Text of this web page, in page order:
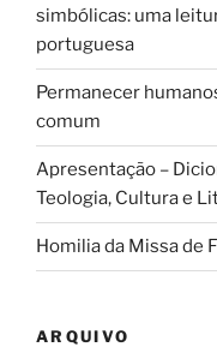
simbólicas: uma
portuguesa
Permanecer
comum
Apresentação –
Teologia, Cultura e
Homilia da Missa de
ARQUIVO